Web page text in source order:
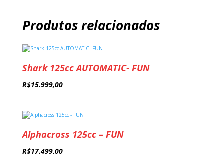
Produtos relacionados
Shark 125cc AUTOMATIC- FUN
R$15.999,00
Alphacross 125cc – FUN
R$17.499,00